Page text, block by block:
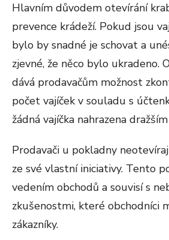
Hlavním důvodem otevírání
prevence krádeží. Pokud jsou
bylo by snadné je schovat a
zjevné, že něco bylo ukradeno.
dává prodavačům možnost
počet vajíček v souladu s
žádná vajíčka nahrazena
Prodavači u pokladny
ze své vlastní iniciativy. Tento
vedením obchodů a souvisí s
zkušenostmi, které obchodníci
zákazníky.